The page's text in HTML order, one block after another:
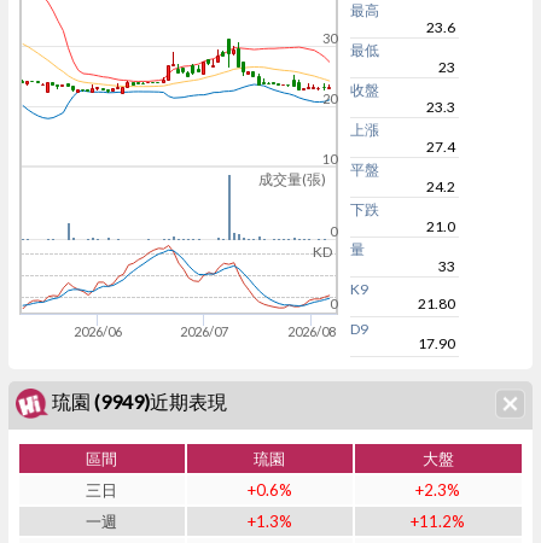
成交量(張)
KD
2026/06 2026/07 2026/08
10
20
30
0
0
最高
23.6
最低
23
收盤
23.3
上漲
27.4
平盤
24.2
下跌
21.0
量
33
K9
21.80
D9
17.90
琉園 (9949)近期表現
區間 琉園
大盤
三日
+0.6%
+2.3%
一週
+1.3%
+11.2%